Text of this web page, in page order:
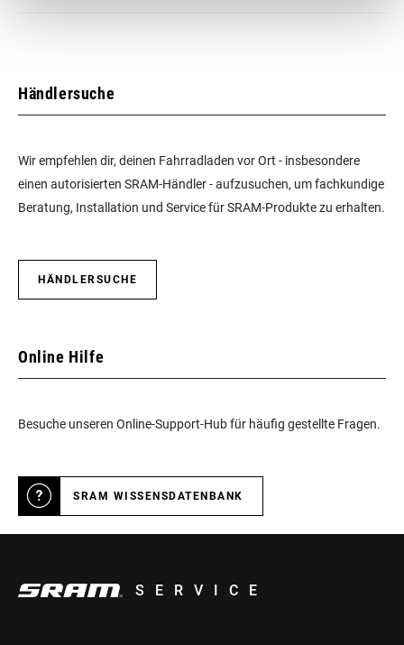
Händlersuche
Wir empfehlen dir, deinen Fahrradladen vor Ort - insbesondere
einen autorisierten SRAM-Händler - aufzusuchen, um fachkundige
Beratung, Installation und Service für SRAM-Produkte zu erhalten.
HÄNDLERSUCHE
Online Hilfe
Besuche unseren Online-Support-Hub für häufig gestellte Fragen.
SRAM WISSENSDATENBANK
SERVICE